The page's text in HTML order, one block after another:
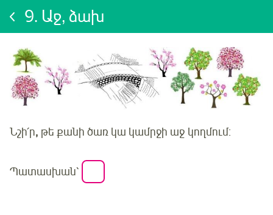
9. Աջ, ձախ
Նշի՛ր, թե քանի ծառ կա կամրջի աջ կողմում:
Պատասխան՝